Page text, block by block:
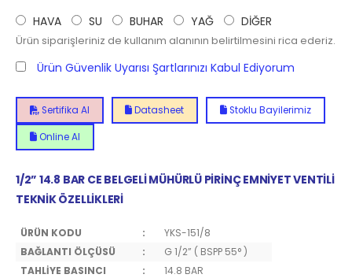
HAVA SU BUHAR YAĞ DİĞER
Ürün siparişleriniz de kullanım alanının belirtilmesini rica ederiz.
Ürün Güvenlik Uyarısı Şartlarınızı Kabul Ediyorum
Sertifika Al Datasheet Stoklu Bayilerimiz
Online Al
1/2” 14.8 BAR CE BELGELİ MÜHÜRLÜ PİRİNÇ EMNİYET VENTİLİ
TEKNİK ÖZELLİKLERİ
ÜRÜN KODU :
YKS-151/8
BAĞLANTI ÖLÇÜSÜ
:
G 1/2” ( BSPP 55° )
TAHLİYE BASINCI
:
14.8 BAR